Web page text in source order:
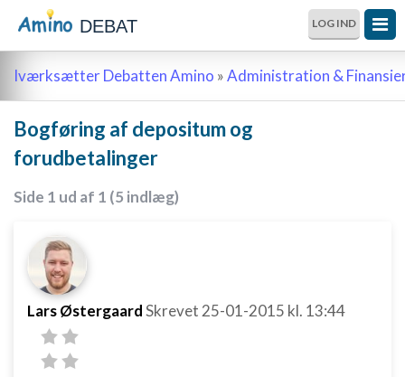
DEBAT LOG IND
Iværksætter Debatten Amino »Administration &
Bogføring af depositum og
forudbetalinger
Side 1 ud af 1 (5 indlæg)
Lars ØstergaardSkrevet 25-01-2015 kl. 13:44